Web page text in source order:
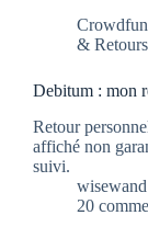
&
Debitum : mon
Retour
affiché non
suivi.
20